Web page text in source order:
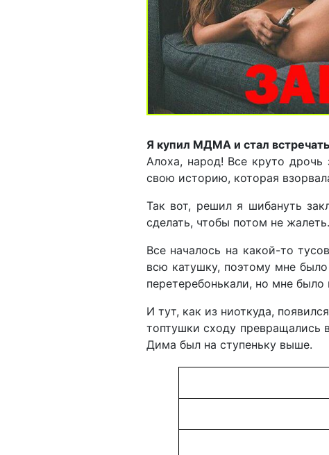
Я купил МДМА и стал
Алоха, народ! Все круто
свою историю, которая
Так вот, решил я шибануть
сделать, чтобы потом не
Все началось на какой-то
всю катушку, поэтому мне
перетеребонькали, но мне
И тут, как из ниоткуда,
топтушки сходу превращались
Дима был на ступеньку выше.